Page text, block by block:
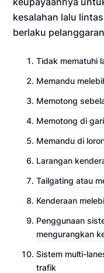
kesalahan lalu
berlaku
Tidak mematuhi
Memandu
Memotong
Memotong di
Memandu di
Larangan
Tailgating atau
Kenderaan
Penggunaan
mengurangkan
Sistem multi-
trafik